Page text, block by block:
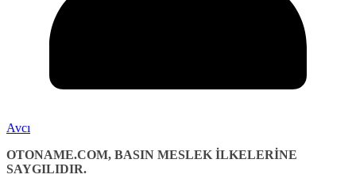
Avcı
OTONAME.COM, BASIN MESLEK İLKELERİNE
SAYGILIDIR.